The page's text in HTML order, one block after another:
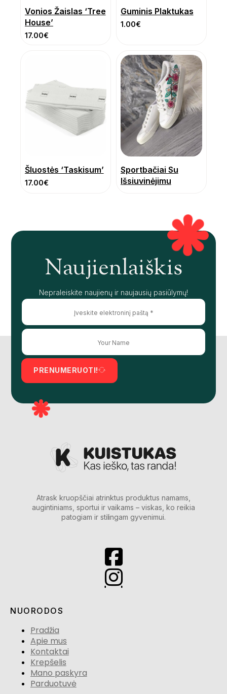
Vonios Žaislas ‘Tree
House’
17.00€
Guminis Plaktukas
1.00€
Šluostės ‘Taskisum’
17.00€
Sportbačiai Su
Išsiuvinėjimu
Naujienlaiškis
Nepraleiskite naujienų ir naujausių pasiūlymų!
PRENUMERUOTI!
Atrask kruopščiai atrinktus produktus namams,
augintiniams, sportui ir vaikams – viskas, ko reikia
patogiam ir stilingam gyvenimui.
NUORODOS
Pradžia
Apie mus
Kontaktai
Krepšelis
Mano paskyra
Parduotuvė